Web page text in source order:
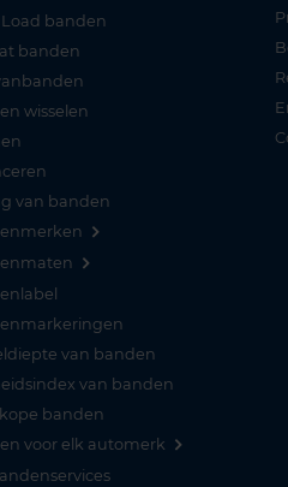
Load banden
banden
wisselen
van banden
van banden
van banden
banden
voor elk automerk